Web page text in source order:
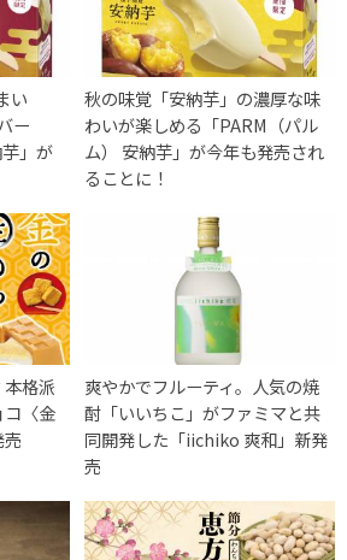
い
ー
」が
秋の味覚「安納芋」の濃厚な味
わいが楽しめる「PARM（パル
ム） 安納芋」が今年も発売され
ることに！
格派
〈金
爽やかでフルーティ。人気の焼
酎「いいちこ」がファミマと共
同開発した「iichiko 爽和」新発
売